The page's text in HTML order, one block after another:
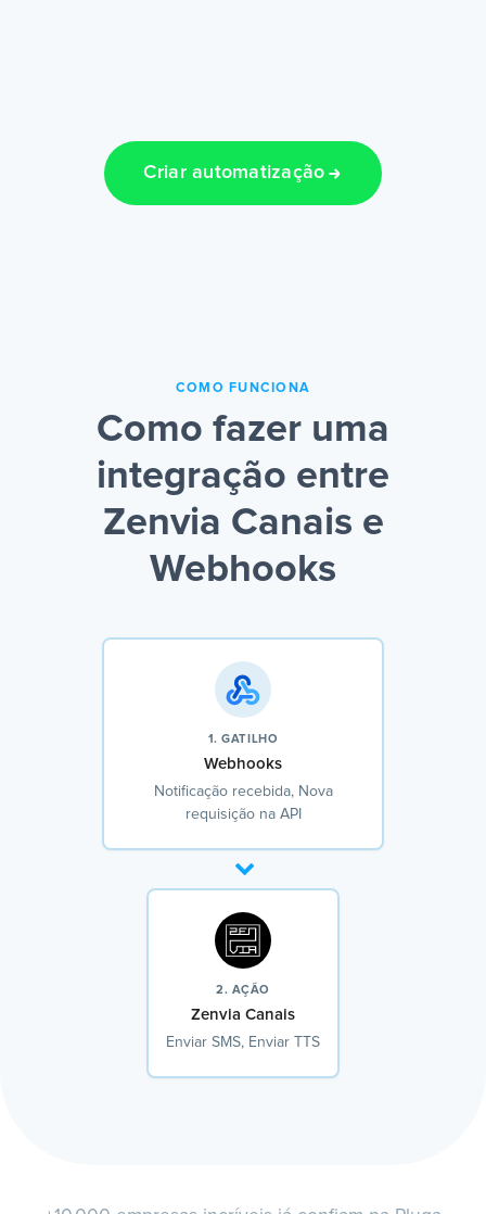
Criar automatização
COMO FUNCIONA
Como fazer uma
integração entre
Zenvia Canais e
Webhooks
1. GATILHO
Webhooks
Notificação recebida, Nova
requisição na API
2. AÇÃO
Zenvia Canais
Enviar SMS, Enviar TTS